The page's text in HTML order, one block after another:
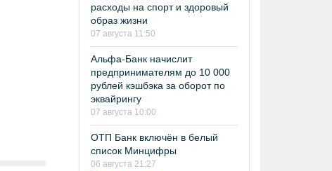
расходы на спорт и здоровый
образ жизни
07 августа 11:50
Альфа-Банк начислит
предпринимателям до 10 000
рублей кэшбэка за оборот по
эквайрингу
07 августа 10:00
ОТП Банк включён в белый
список Минцифры
06 августа 21:27